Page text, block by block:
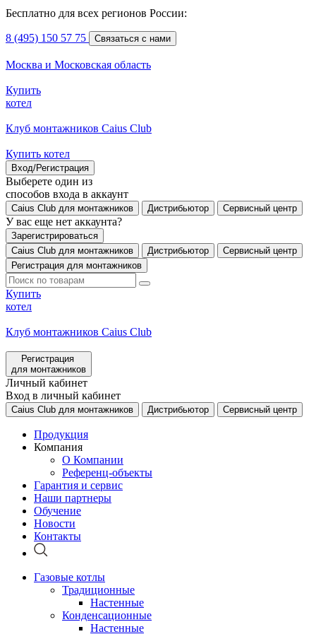
Бесплатно для всех регионов России:
8 (495) 150 57 75 Связаться с нами
Москва и Московская область
Купить
котел
Клуб монтажников Caius Club
Купить котел
Вход/Регистрация
Выберете один из
способов входа в аккаунт
Caius Club для монтажников Дистрибьютор Сервисный центр
У вас еще нет аккаунта?
Зарегистрироваться
Caius Club для монтажников
Дистрибьютор
Сервисный центр
Регистрация для монтажников
Купить
котел
Клуб монтажников Caius Club
Регистрация
для монтажников
Личный кабинет
Вход в личный кабинет
Caius Club для монтажников Дистрибьютор Сервисный центр
Продукция
Компания
О Компании
Референц-объекты
Гарантия и сервис
Наши партнеры
Обучение
Новости
Контакты
Газовые котлы
Традиционные
Настенные
Конденсационные
Настенные